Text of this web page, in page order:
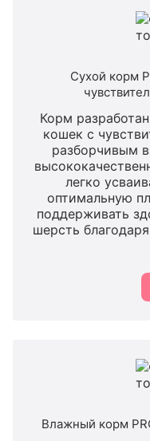
Сухой корм
Корм
кошек с
разборчивым
легко
оптимальную
поддерживать
шерсть
Влажный корм